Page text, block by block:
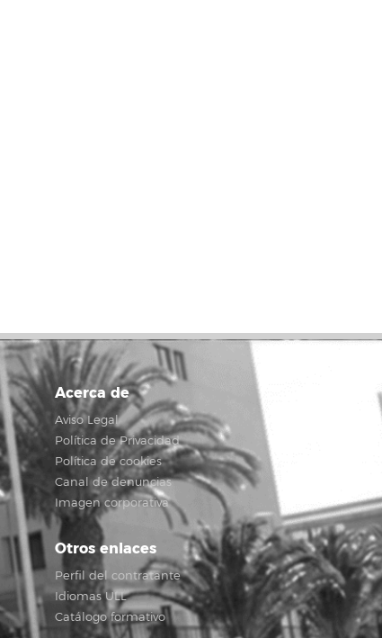
Acerca de
Aviso Legal
Política de Privacidad
Política de cookies
Canal de denuncias
Imagen corporativa
Otros enlaces
Perfil del contratante
Idiomas ULL
Catálogo formativo